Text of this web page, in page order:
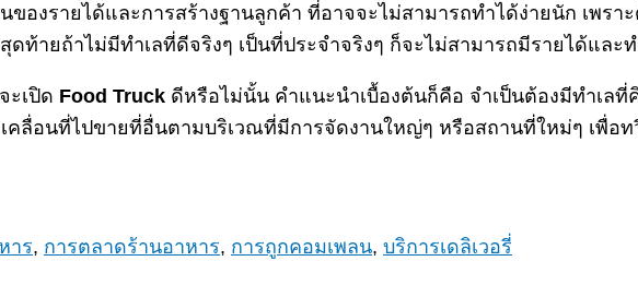
องรายได้และการสร้างฐานลูกค้า ที่อาจจะไม่สามารถทำได้ง่ายนัก เพร
ท้ายถ้าไม่มีทำเลที่ดีจริงๆ เป็นที่ประจำจริงๆ ก็จะไม่สามารถมีรายได้และท
ะเปิด Food Truck ดีหรือไม่นั้น คำแนะนำเบื้องต้นก็คือ จำเป็นต้องมีทำเล
คลื่อนที่ไปขายที่อื่นตามบริเวณที่มีการจัดงานใหญ่ๆ หรือสถานที่ใหม่ๆ เพื่อ
าร, การตลาดร้านอาหาร, การถูกคอมเพลน, บริการเดลิเวอรี่